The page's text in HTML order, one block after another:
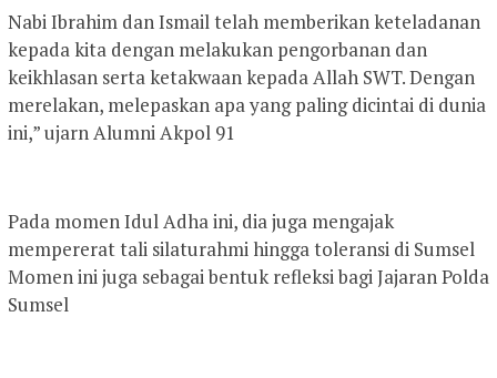
Nabi Ibrahim dan Ismail telah memberikan keteladanan
kepada kita dengan melakukan pengorbanan dan
keikhlasan serta ketakwaan kepada Allah SWT. Dengan
merelakan, melepaskan apa yang paling dicintai di dunia
ini,” ujarn Alumni Akpol 91
Pada momen Idul Adha ini, dia juga mengajak
mempererat tali silaturahmi hingga toleransi di Sumsel
Momen ini juga sebagai bentuk refleksi bagi Jajaran Polda
Sumsel